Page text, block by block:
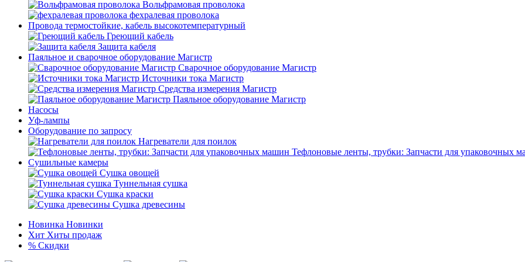
Вольфрамовая проволока
фехралевая проволока
Провода термостойкие, кабель высокотемпературный
Греющий кабель
Защита кабеля
Паяльное и сварочное оборудование Магистр
Сварочное оборудование Магистр
Источники тока Магистр
Средства измерения Магистр
Паяльное оборудование Магистр
Насосы
Уф-лампы
Оборудование по запросу
Нагреватели для поилок
Тефлоновые ленты, трубки: Запчасти для упаковочных
Сушильные камеры
Сушка овощей
Туннельная сушка
Сушка краски
Сушка древесины
Новинка Новинки
Хит Хиты продаж
% Скидки